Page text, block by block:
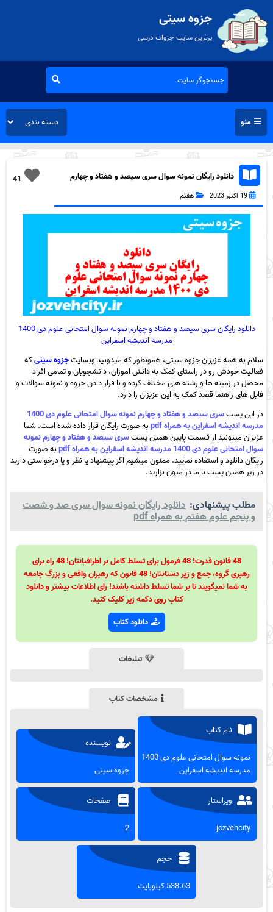
جزوه سیتی
برترین سایت جزوات درسی
منو
41
دانلود رایگان نمونه سوال سری سیصد و هفتاد و چهارم
علوم هفتم به همراه pdf
19 اکتبر 2023 هفتم
دانلود رایگان سری سیصد و هفتاد و چهارم نمونه سوال امتحانی علوم دی 1400
مدرسه اندیشه اسفراین
سلام به همه عزیزان جزوه سیتی، همونطور که میدونید وبسایتجزوه سیتیکه
فعالیت خودش رو در راستای کمک به دانش اموزان، دانشجویان و تمامی افراد
محصل در زمینه ها و رشته های مختلف کرده و با قرار دادن جزوه و نمونه سوالات و
فایل های راهنما قصد کمک به این عزیزان را دارد.
در این پست
سری سیصد و هفتاد و چهارم نمونه سوال امتحانی علوم دی 1400
مدرسه اندیشه اسفراین به همراه pdf
به صورت رایگان قرار داده شده است. شما
عزیزان میتونید از قسمت پایین همین پستسری سیصد و هفتاد و چهارم نمونه
سوال امتحانی علوم دی 1400 مدرسه اندیشه اسفراین به همراه pdf
به صورت
رایگان دانلود و استفاده نمایید. ممنون میشیم اگر پیشنهاد یا نظر و یا درخواستی دارید
در زیر همین پست با ما در میون بزارید.
مطلب پیشنهادی: دانلود رایگان نمونه سوال سری صد و شصت
و پنجم علوم هفتم به همراه pdf
48 قانون قدرت! 48 فرمول برای تسلط کامل بر اطرافیانتان! 48 راه برای
رهبری گروه، جمع و زیر دستانتان! 48 قانون که رهبران واقعی و بزرگ جامعه
به شما نمیگویند تا بر شما تسلط داشته باشند! رای اطلاعات بیشتر و دانلود
کتاب روی دکمه زیر کلیک کنید.
دانلود کتاب
تبلیغات
مشخصات کتاب
نام کتاب
نمونه سوال امتحانی علوم دی 1400
مدرسه اندیشه اسفراین
نویسنده
جزوه سیتی
ویراستار
jozvehcity
صفحات
2
حجم
538.63 کیلوبایت